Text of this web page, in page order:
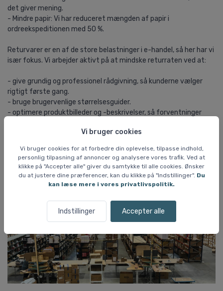
Vi bruger cookies
Vi bruger cookies for at forbedre din oplevelse, tilpasse indhold,
personlig tilpasning af annoncer og analysere vores trafik. Ved at
klikke på "Accepter alle" giver du samtykke til alle cookies. Ønsker
du at justere dine præferencer, kan du klikke på "Indstillinger". Du
kan læse mere i vores privatlivspolitik.
Indstillinger Accepter alle
det giver mening.
- Mindre papir: Vi har reduceret mængden af papir i
ordreekspeditionen med 50 %.
Returvarer er en af de store belastninger i e-handel, så her har vi
især fokus. Vi arbejder aktivt på at mindske returraten ved at:
- give grundig og professionel rådgivning, så kunderne vælger
rigtigt første gang.
- bruge brugervenlige størrelsesguider.
- optimere produktbilleder og -beskrivelser, så forventninger
være konkrete, måle vores indsatser og forbedre dem løbende.